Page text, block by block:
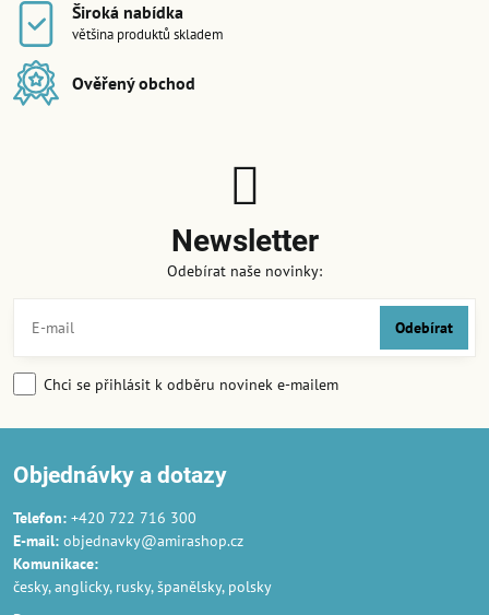
Široká nabídka
většina produktů skladem
Ověřený obchod
Newsletter
Odebírat naše novinky:
Odebírat
Chci se přihlásit k odběru novinek e-mailem
Objednávky a dotazy
Telefon: +420 722 716 300
E-mail: objednavky@amirashop.cz
Komunikace:
česky, anglicky, rusky, španělsky, polsky